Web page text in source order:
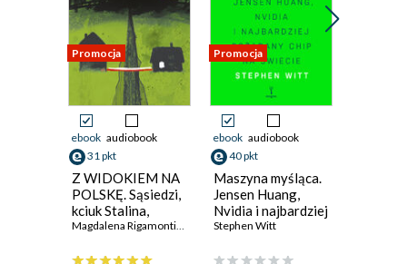
Promocja
ebook audiobook
31 pkt
Z WIDOKIEM NA
POLSKĘ. Sąsiedzi,
kciuk Stalina,
czeski dług i KGB
Monika Waluś, Katarzyna Barczyk-Sikora
Promocja
ebook audiobook
40 pkt
Maszyna myśląca.
Jensen Huang,
Nvidia i najbardziej
pożądany chip na
Stephen Witt